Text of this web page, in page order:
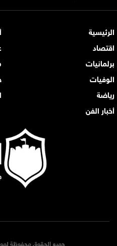
الرئيسية
اقتصاد
برلمانيات
الوفيات
رياضة
أخبار الفن
جميع الحقوق محفوظة لموقع